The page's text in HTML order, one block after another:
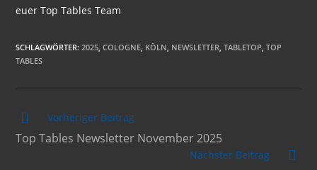
euer Top Tables Team
SCHLAGWÖRTER:2025, COLOGNE, KÖLN, NEWSLETTER, TABLETOP, TOP
TABLES
Weitere
ansehen
Vorheriger Beitrag
Top Tables Newsletter November 2025
Nächster Beitrag